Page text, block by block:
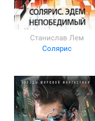
Станислав Лем
Солярис